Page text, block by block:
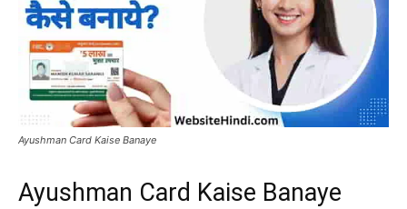
Ayushman Card Kaise Banaye
Ayushman Card Kaise Banaye